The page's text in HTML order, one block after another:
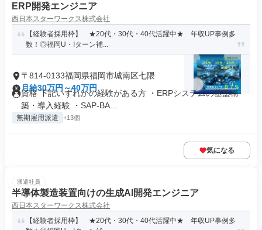
ERP開発エンジニア
西日本スターワークス株式会社
【経験者採用枠】 ★20代・30代・40代活躍中★ 年収UP事例多
数！◎福岡U・Iターン補...
〒814-0133福岡県福岡市城南区七隈
月給30万円～40万円
資格 下記いずれかの経験がある方 ・ERPシステムの基盤構
築・導入経験 ・SAP-BA...
無期雇用派遣 +13個
気になる
派遣社員
半導体製造装置向けの生成AI開発エンジニア
西日本スターワークス株式会社
【経験者採用枠】 ★20代・30代・40代活躍中★ 年収UP事例多